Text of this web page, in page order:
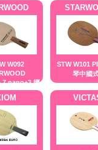
W092
7 nano+3 娜
國式
STW W101
琴中國